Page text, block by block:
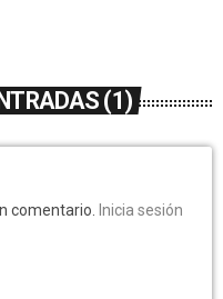
(1)
comentario.
Inicia sesión